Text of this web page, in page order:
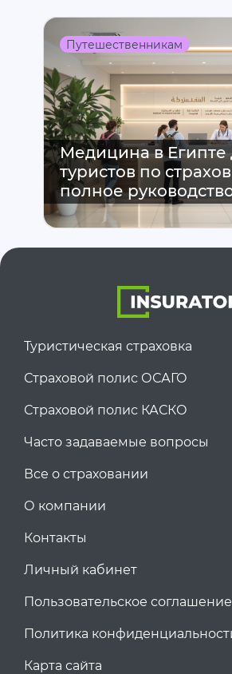
Путешественникам
Медицина в Египте
туристов по
полное
Туристическая страховка
Страховой полис ОСАГО
Страховой полис КАСКО
Часто задаваемые вопросы
Все о страховании
О компании
Контакты
Личный кабинет
Пользовательское соглашение
Политика
Карта сайта